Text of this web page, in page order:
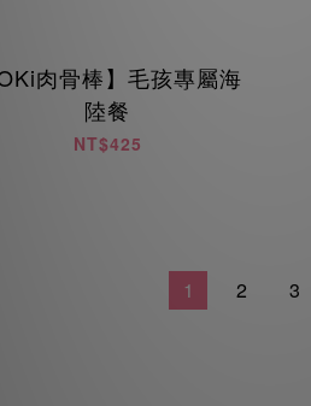
肉骨棒】毛孩專屬海
陸餐
NT$425
1 2 3